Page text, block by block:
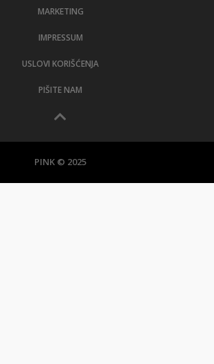
MARKETING
IMPRESSUM
USLOVI KORIŠĆENJA
PIŠITE NAM
PINK © 2025